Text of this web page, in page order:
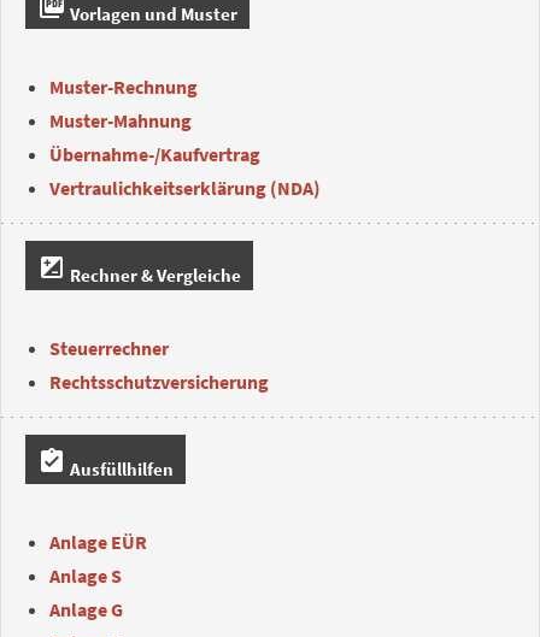
picture_as_pdf Vorlagen und Muster
Muster-Rechnung
Muster-Mahnung
Übernahme-/Kaufvertrag
Vertraulichkeitserklärung (NDA)
iso Rechner & Vergleiche
Steuerrechner
Rechtsschutzversicherung
assignment_turned_in Ausfüllhilfen
Anlage EÜR
Anlage S
Anlage G